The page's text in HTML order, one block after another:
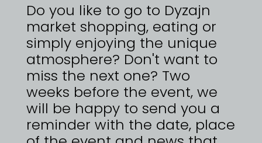
13—14/6/2026 | VÝSTAVIŠTĚ PRAHA, HOLEŠOVICE
Lněné tašky a bytové doplňky kvalitně ušité z
českých autorských látek nebo látek
zachráněných z českých zaniklých továren.
ZPĚT NA
DYZAJNÉRY
Do you like to go to Dyzajn
market shopping, eating or
simply enjoying the unique
atmosphere? Don't want to
miss the next one? Two
weeks before the event, we
will be happy to send you a
reminder with the date, place